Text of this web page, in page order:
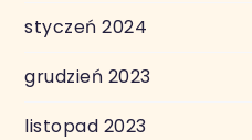
styczeń 2024
grudzień 2023
listopad 2023